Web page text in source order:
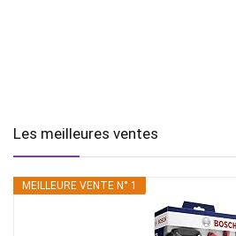
Les meilleures ventes
MEILLEURE VENTE N° 1